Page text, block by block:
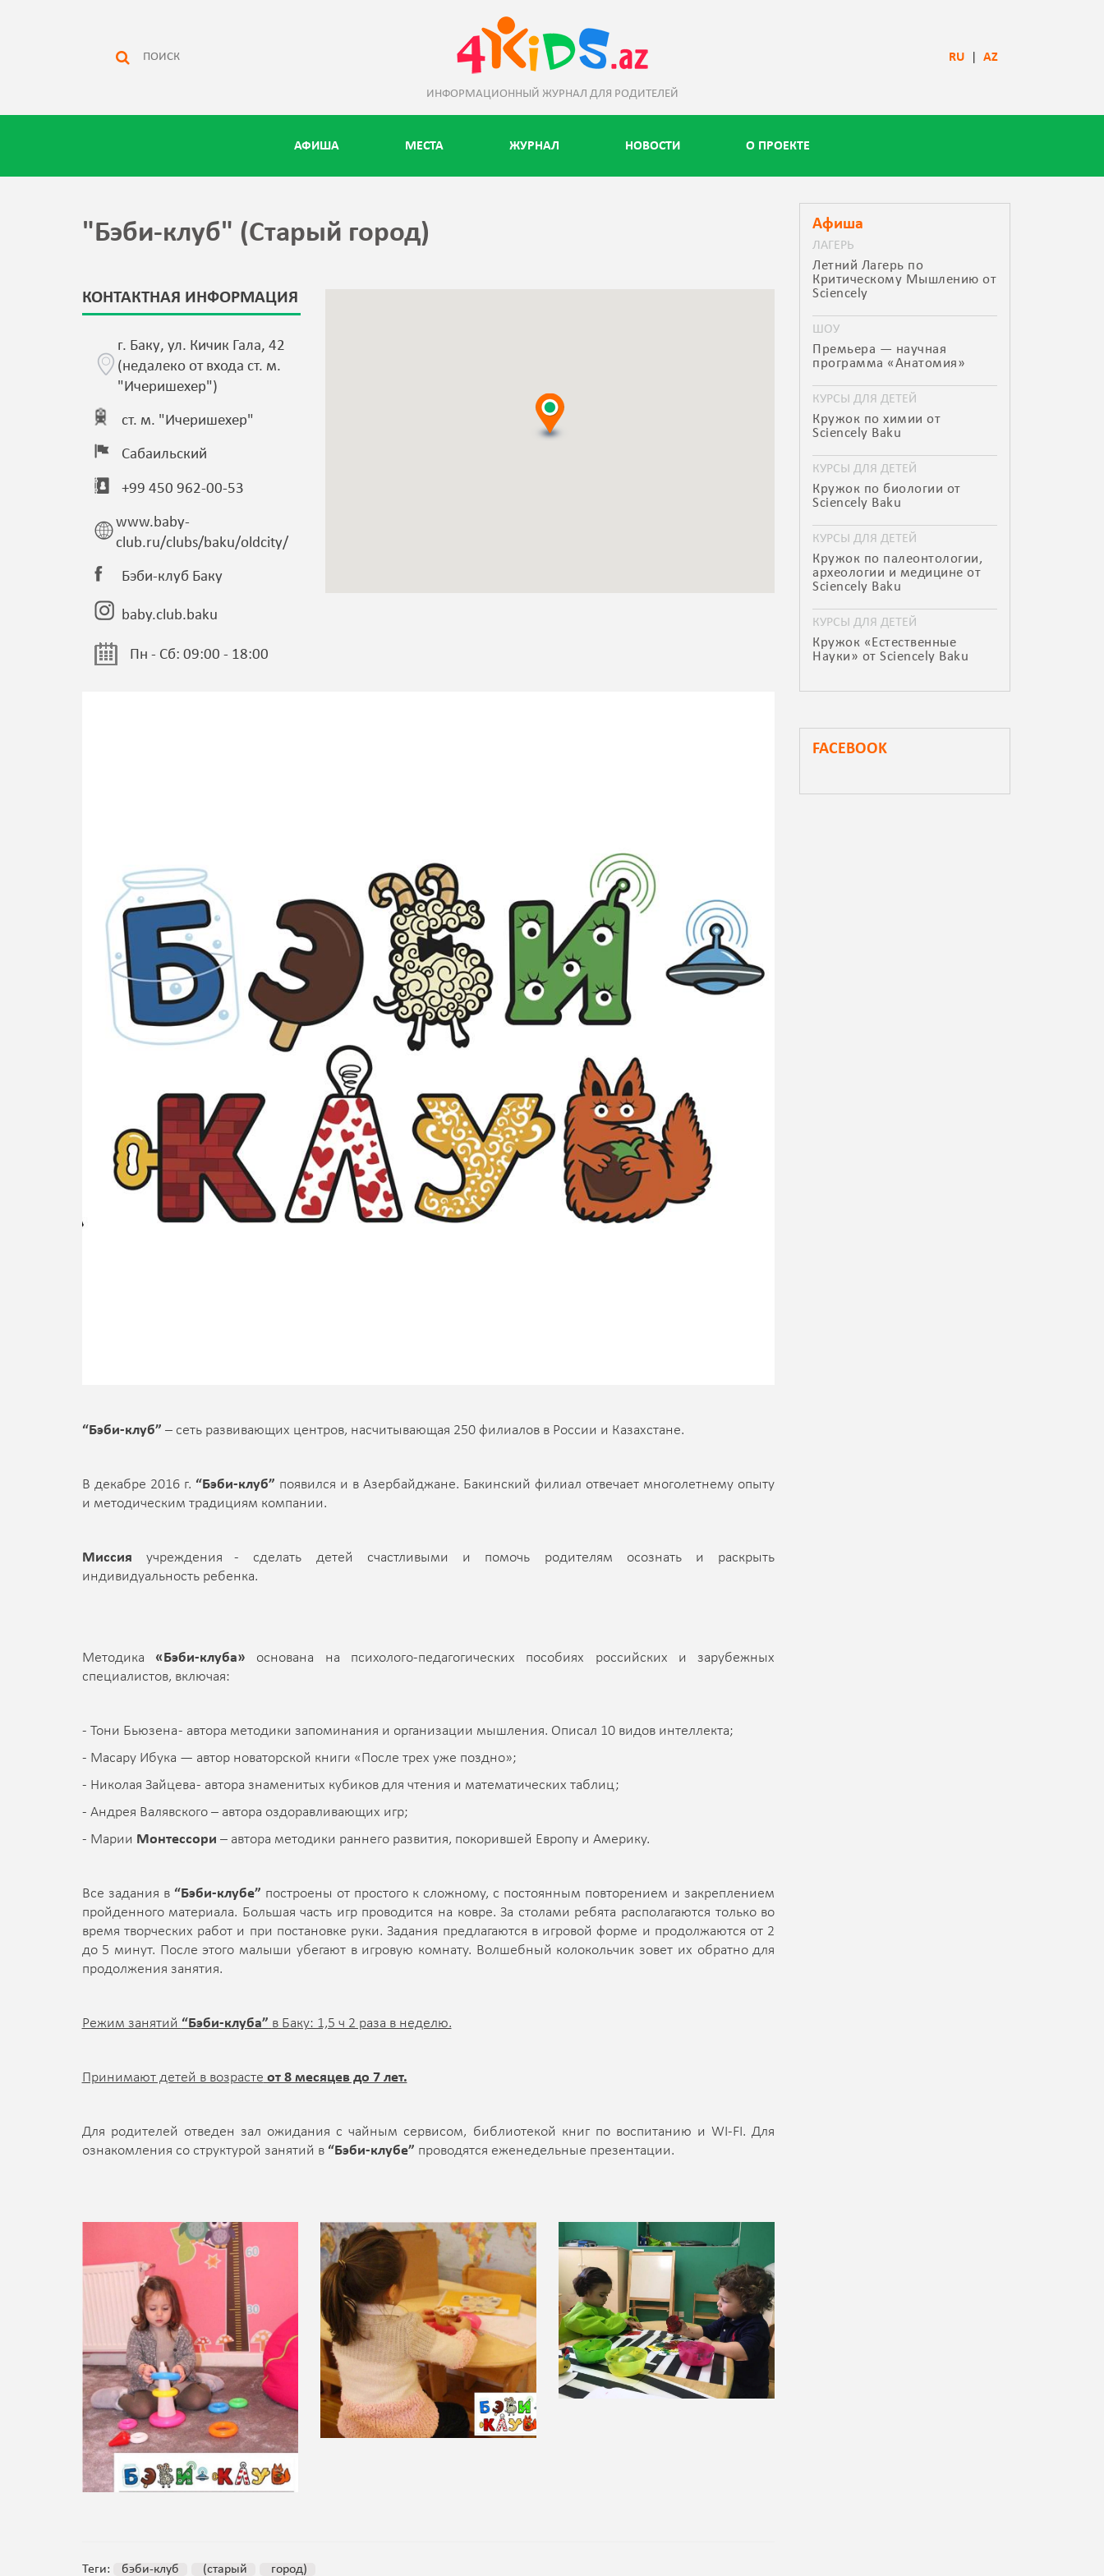
ИНФОРМАЦИОННЫЙ ЖУРНАЛ ДЛЯ РОДИТЕЛЕЙ
RU| AZ
АФИША МЕСТА ЖУРНАЛ НОВОСТИ О ПРОЕКТЕ
"Бэби-клуб" (Старый город)
КОНТАКТНАЯ ИНФОРМАЦИЯ
г. Баку, ул. Кичик Гала, 42
(недалеко от входа ст. м.
"Ичеришехер")
ст. м. "Ичеришехер"
Сабаильский
+99 450 962-00-53
www.baby-
club.ru/clubs/baku/oldcity/
Бэби-клуб Баку
baby.club.baku
Пн - Сб: 09:00 - 18:00
“Бэби-клуб” – сеть развивающих центров, насчитывающая 250 филиалов в России и Казахстане.
В декабре 2016 г. “Бэби-клуб” появился и в Азербайджане. Бакинский филиал отвечает многолетнему опыту
и методическим традициям компании.
Миссия учреждения - сделать детей счастливыми и помочь родителям осознать и раскрыть
индивидуальность ребенка.
Методика «Бэби-клуба» основана на психолого-педагогических пособиях российских и зарубежных
специалистов, включая:
- Тони Бьюзена - автора методики запоминания и организации мышления. Описал 10 видов интеллекта;
- Масару Ибука — автор новаторской книги «После трех уже поздно»;
- Николая Зайцева - автора знаменитых кубиков для чтения и математических таблиц;
- Андрея Валявского – автора оздоравливающих игр;
- Марии Монтессори – автора методики раннего развития, покорившей Европу и Америку.
Все задания в “Бэби-клубе” построены от простого к сложному, с постоянным повторением и закреплением
пройденного материала. Большая часть игр проводится на ковре. За столами ребята располагаются только во
время творческих работ и при постановке руки. Задания предлагаются в игровой форме и продолжаются от 2
до 5 минут. После этого малыши убегают в игровую комнату. Волшебный колокольчик зовет их обратно для
продолжения занятия.
Режим занятий “Бэби-клуба” в Баку: 1,5 ч 2 раза в неделю.
Принимают детей в возрасте от 8 месяцев до 7 лет.
Для родителей отведен зал ожидания с чайным сервисом, библиотекой книг по воспитанию и WI-FI. Для
ознакомления со структурой занятий в “Бэби-клубе” проводятся еженедельные презентации.
Теги: бэби-клуб (старый город)
Афиша
ЛАГЕРЬ
Летний Лагерь по
Критическому Мышлению от
Sciencely
ШОУ
Премьера — научная
программа «Анатомия»
КУРСЫ ДЛЯ ДЕТЕЙ
Кружок по химии от
Sciencely Baku
КУРСЫ ДЛЯ ДЕТЕЙ
Кружок по биологии от
Sciencely Baku
КУРСЫ ДЛЯ ДЕТЕЙ
Кружок по палеонтологии,
археологии и медицине от
Sciencely Baku
КУРСЫ ДЛЯ ДЕТЕЙ
Кружок «Естественные
Науки» от Sciencely Baku
FACEBOOK